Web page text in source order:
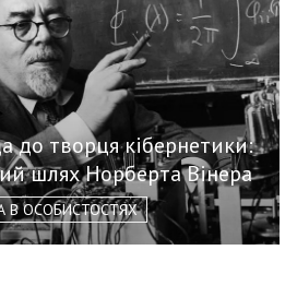
до творця кібернетики:
шлях Норберта Вінера
В ОСОБИСТОСТЯХ